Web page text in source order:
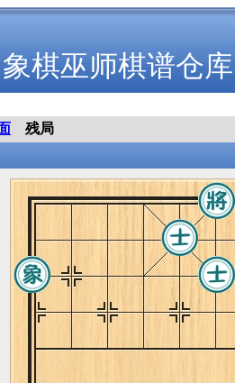
象棋巫师棋谱仓库
残局